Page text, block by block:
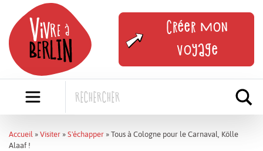
content
Créer mon
voyage
Accueil » Visiter » S'échapper » Tous à Cologne pour le Carnaval, Kölle
Alaaf !